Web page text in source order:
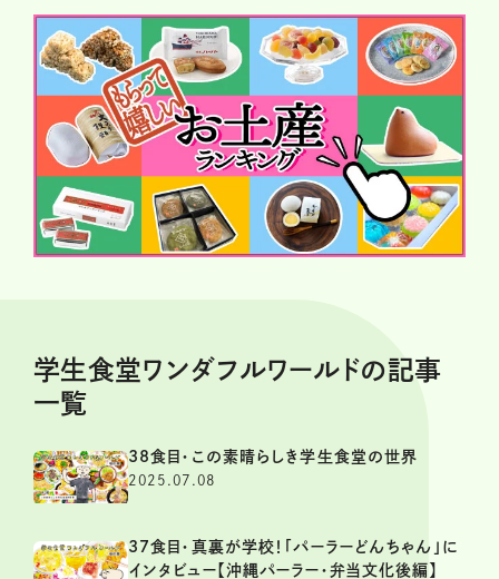
学生食堂ワンダフルワールドの記事
一覧
38食目・この素晴らしき学生食堂の世界
2025.07.08
37食目・真裏が学校！「パーラーどんちゃん」に
インタビュー【沖縄パーラー・弁当文化後編】